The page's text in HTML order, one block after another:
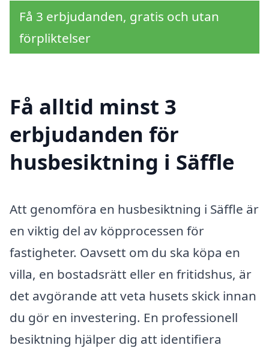
Få 3 erbjudanden, gratis och utan
förpliktelser
Få alltid minst 3
erbjudanden för
husbesiktning i Säffle
Att genomföra en husbesiktning i Säffle är
en viktig del av köpprocessen för
fastigheter. Oavsett om du ska köpa en
villa, en bostadsrätt eller en fritidshus, är
det avgörande att veta husets skick innan
du gör en investering. En professionell
besiktning hjälper dig att identifiera